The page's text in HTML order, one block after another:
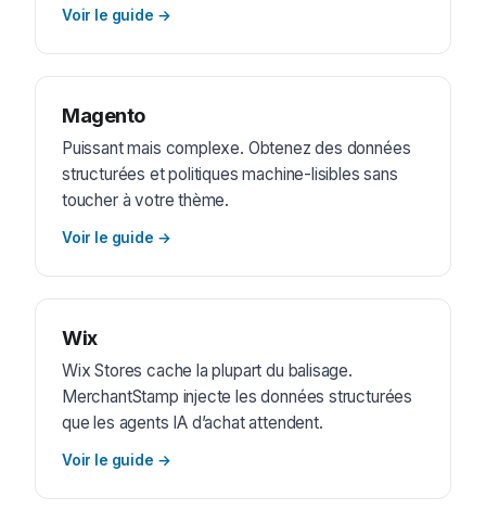
Voir le guide →
Magento
Puissant mais complexe. Obtenez des données
structurées et politiques machine-lisibles sans
toucher à votre thème.
Voir le guide →
Wix
Wix Stores cache la plupart du balisage.
MerchantStamp injecte les données structurées
que les agents IA d’achat attendent.
Voir le guide →